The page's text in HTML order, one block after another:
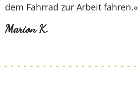
dem Fahrrad zur Arbeit fahren.«
Marion K.